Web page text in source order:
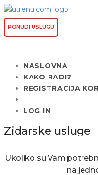
PONUDI USLUGU
NASLOVNA
KAKO RADI?
REGISTRACIJA
LOG IN
Zidarske usluge
Ukoliko su Vam
na